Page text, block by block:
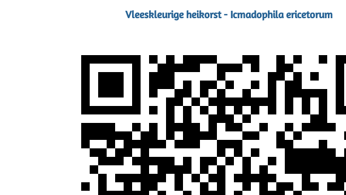
Vleeskleurige heikorst - Icmadophila ericetorum